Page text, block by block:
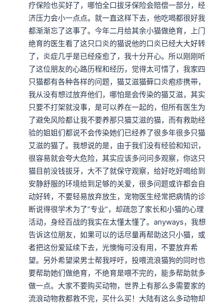
疗保险也买好了，哪怕全口拔牙保险会赔偿一部分，经
济压力会小一点点。就一直这样下去，他吃喝都很好我
都渐渐忘了这事了。今年二月给其余小猫做绝育，上门
绝育的医生看了这只口炎的猫说他的口炎已经大大好转
了，炎症几乎是已经痊愈了，我十分开心。所以刚刚听
了这位朋友的心路历程和经历，觉得太可惜了，我家四
只猫都有各种各样的问题，猫艾滋猫藓口炎疱疹携带，
我从没有想过放弃他们，哪怕是会传染的猫艾滋，其实
只要不打架就没事，是可以养在一起的，但所有医生为
了避免风险都让我不要养那只猫艾滋的猫，而有救助经
验的姐姐们都说不会传染她们已经养了很多年很多只猫
艾滋的猫了。我想说的是，由于我们没有经验和知识，
很容易就会夸大危险，其实应该多问问多观察，你这只
猫目前没钱拔牙，大不了就保守观察，给好吃好喝给到
安静舒服的环境给到足够的关爱，很多问题或许都会自
动好转，不要轻易放弃放生，宠物医生经常把病情的诊
断说得很学术为了“专业”，却疏忽了家长和小猫的心理
活动，身经百战的我实在太懂太懂了。anyways，我想
告诉这位朋友，如果可以的话尽量再帮助这只小猫，或
者把这份爱延续下去，光懊悔可没有用，不要放弃希
望。另外希望梁男士帮我呼吁，投喂流浪猫狗的同时也
要帮助她们做绝育，不绝育是喂不完的，能多帮助就多
做一点。大家不要购买动物，世界上有那么多需要家的
流浪动物救都救不完，买什么买！大陆有这么多动物却